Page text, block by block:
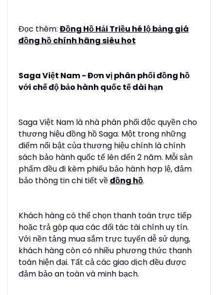
Đọc thêm: Đồng Hồ Hải Triều hé lộ bảng giá
đồng hồ chính hãng siêu hot
Saga Việt Nam - Đơn vị phân phối đồng hồ
với chế độ bảo hành quốc tế dài hạn
Saga Việt Nam là nhà phân phối độc quyền cho
thương hiệu đồng hồ Saga. Một trong những
điểm nổi bật của thương hiệu chính là chính
sách bảo hành quốc tế lên đến 2 năm. Mỗi sản
phẩm đều đi kèm phiếu bảo hành hợp lệ, đảm
bảo thông tin chi tiết vềđồng hồ.
Khách hàng có thể chọn thanh toán trực tiếp
hoặc trả góp qua các đối tác tài chính uy tín.
Với nền tảng mua sắm trực tuyến dễ sử dụng,
khách hàng còn có nhiều phương thức thanh
toán hiện đại. Tất cả các giao dịch đều được
đảm bảo an toàn và minh bạch.